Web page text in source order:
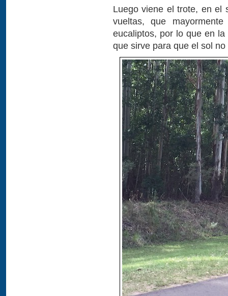
Luego viene el trote, en el
vueltas, que
eucaliptos, por lo que en
que sirve para que el sol